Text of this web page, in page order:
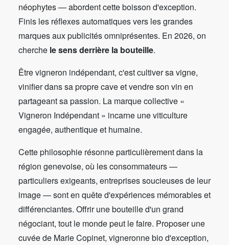
néophytes — abordent cette boisson d'exception.
Finis les réflexes automatiques vers les grandes
marques aux publicités omniprésentes. En 2026, on
cherche le sens derrière la bouteille.
Être vigneron indépendant, c'est cultiver sa vigne,
vinifier dans sa propre cave et vendre son vin en
partageant sa passion. La marque collective «
Vigneron Indépendant » incarne une viticulture
engagée, authentique et humaine.
Cette philosophie résonne particulièrement dans la
région genevoise, où les consommateurs —
particuliers exigeants, entreprises soucieuses de leur
image — sont en quête d'expériences mémorables et
différenciantes. Offrir une bouteille d'un grand
négociant, tout le monde peut le faire. Proposer une
cuvée de Marie Copinet, vigneronne bio d'exception,